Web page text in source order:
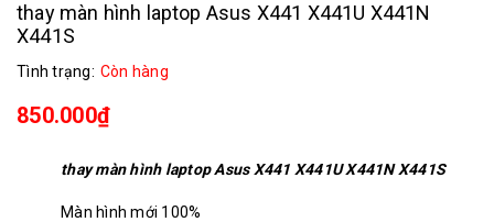
thay màn hình laptop Asus X441 X441U X441N
X441S
Tình trạng: Còn hàng
850.000₫
thay màn hình laptop Asus X441 X441U X441N X441S
Màn hình mới 100%